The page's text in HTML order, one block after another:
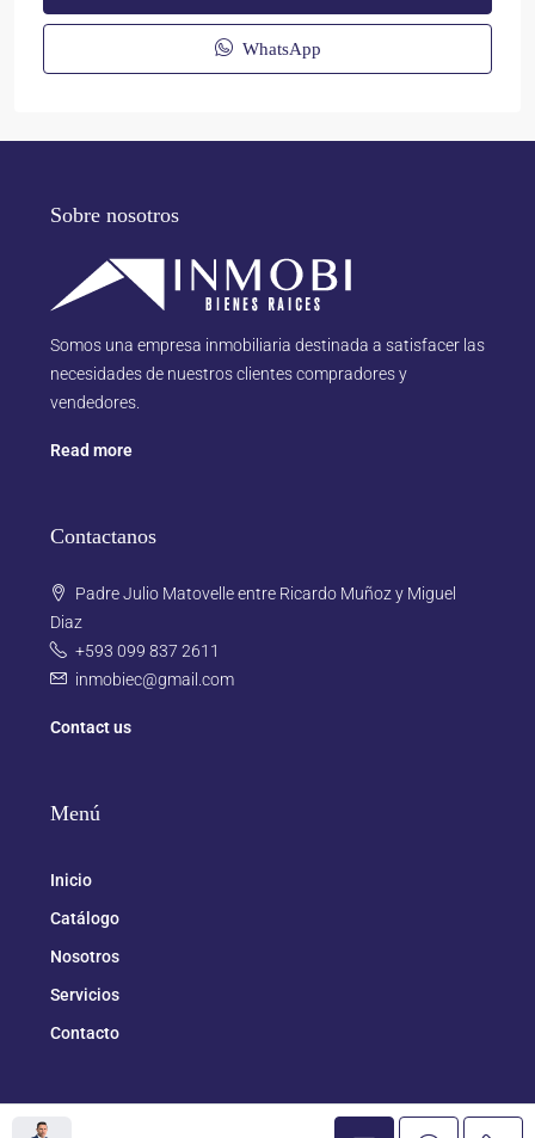
WhatsApp
Sobre nosotros
Somos una empresa inmobiliaria destinada a satisfacer las
necesidades de nuestros clientes compradores y
vendedores.
Read more
Contactanos
Padre Julio Matovelle entre Ricardo Muñoz y Miguel
Diaz
+593 099 837 2611
inmobiec@gmail.com
Contact us
Menú
Inicio
Catálogo
Nosotros
Servicios
Contacto